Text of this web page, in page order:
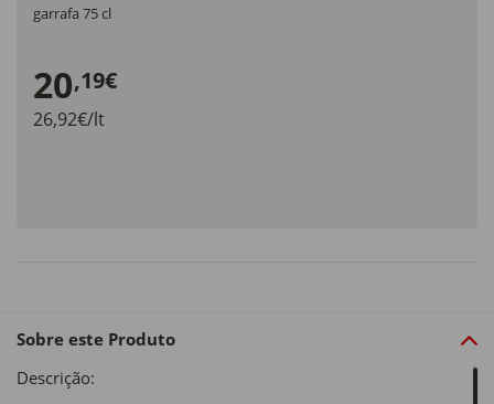
garrafa 75 cl
20,19€
26,92€/lt
Sobre este Produto
Descrição: